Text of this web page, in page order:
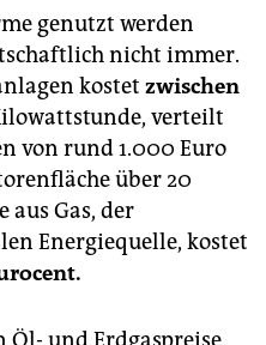
genutzt werden
nicht immer.
kostet zwischen
verteilt
von rund 1.000 Euro
über 20
aus Gas, der
Energiequelle, kostet